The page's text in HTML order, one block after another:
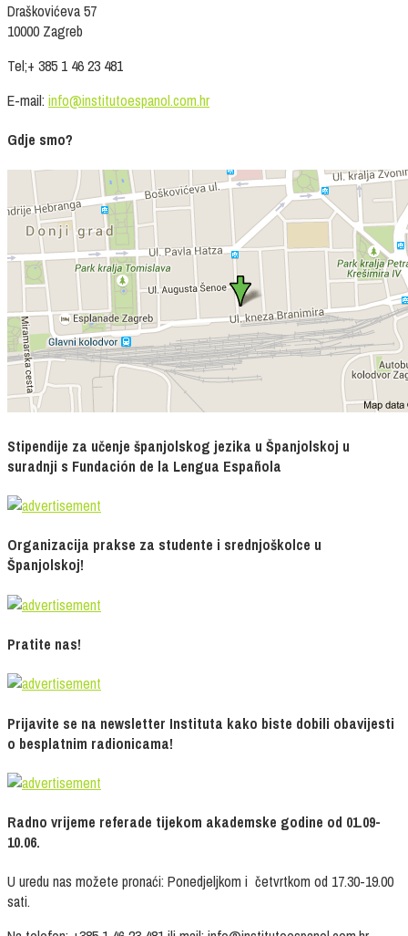
Draškovićeva 57
10000 Zagreb
Tel;+ 385 1 46 23 481
E-mail: info@institutoespanol.com.hr
Gdje smo?
Stipendije za učenje španjolskog jezika u Španjolskoj u
suradnji s Fundación de la Lengua Española
Organizacija prakse za studente i srednjoškolce u
Španjolskoj!
Pratite nas!
Prijavite se na newsletter Instituta kako biste dobili obavijesti
o besplatnim radionicama!
Radno vrijeme referade tijekom akademske godine od 01.09-
10.06.
U uredu nas možete pronaći: Ponedjeljkom i četvrtkom od 17.30-19.00
sati.